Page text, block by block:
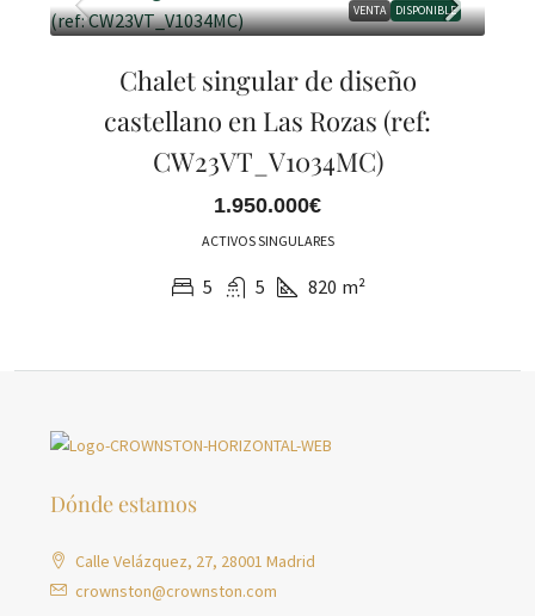
VENTA DISPONIBLE
Chalet singular de diseño
castellano en Las Rozas (ref:
CW23VT_V1034MC)
1.950.000€
ACTIVOS SINGULARES
5 5 820 m²
Dónde estamos
Calle Velázquez, 27, 28001 Madrid
crownston@crownston.com